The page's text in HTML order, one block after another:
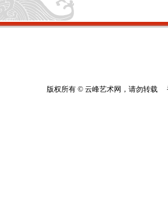
版权所有 © 云峰艺术网，请勿转载